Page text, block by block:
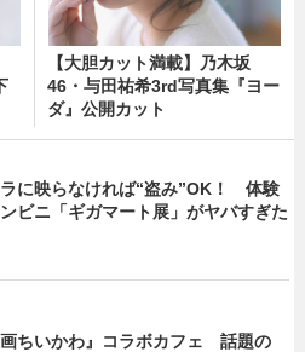
【大胆カット満載】乃木坂
46・与田祐希3rd写真集『ヨー
ダ』公開カット
に映らなければ“盗み”OK！ 体験
ビニ「ギガマート展」がヤバすぎた
画ちいかわ』コラボカフェ 話題の